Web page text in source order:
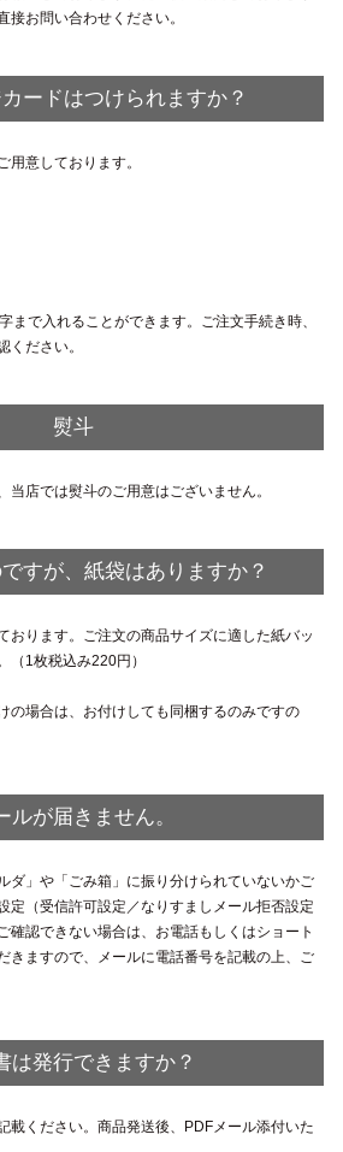
接お問い合わせください。
ードはつけられますか？
用意しております。
まで入れることができます。ご注文手続き時、
ください。
熨斗
当店では熨斗のご用意はございません。
すが、紙袋はありますか？
おります。ご注文の商品サイズに適した紙バッ
（1枚税込み220円）
の場合は、お付けしても同梱するのみですの
ルが届きません。
ダ」や「ごみ箱」に振り分けられていないかご
定（受信許可設定／なりすましメール拒否設定
確認できない場合は、お電話もしくはショート
きますので、メールに電話番号を記載の上、ご
は発行できますか？
載ください。商品発送後、PDFメール添付いた